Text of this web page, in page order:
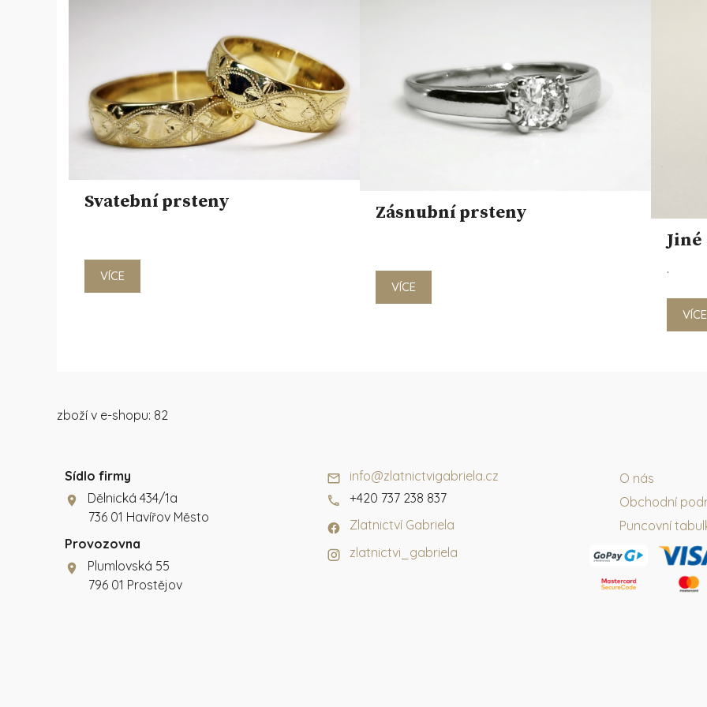
Svatební prsteny
VÍCE
Zásnubní prsteny
VÍCE
Jiné
.
VÍCE
zboží v e-shopu: 82
Sídlo firmy
Dělnická 434/1a
736 01 Havířov Město
Provozovna
Plumlovská 55
796 01 Prostějov
info@zlatnictvigabriela.cz
+420 737 238 837
Zlatnictví Gabriela
zlatnictvi_gabriela
O nás
Obchodní
Puncovní